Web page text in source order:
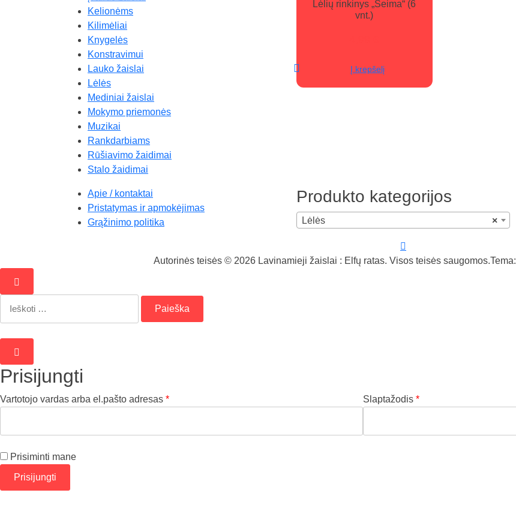
Lėlių rinkinys „Šeima“ (6
vnt.)
Į krepšelį
Kelionėms
Kilimėliai
Knygelės
Konstravimui
Lauko žaislai
Lėlės
Mediniai žaislai
Mokymo priemonės
Muzikai
Rankdarbiams
Rūšiavimo žaidimai
Stalo žaidimai
Apie / kontaktai
Pristatymas ir apmokėjimas
Grąžinimo politika
Produkto kategorijos
×
Lėlės
Autorinės teisės © 2026 Lavinamieji žaislai : Elfų ratas. Visos teisės saugomos.Tema:
Prisijungti
Vartotojo vardas arba el.pašto adresas *Privalomas Slaptažodis *Privalomas
Prisiminti mane
Prisijungti